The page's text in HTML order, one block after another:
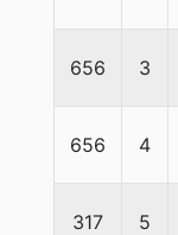
656 3
656 4
317 5